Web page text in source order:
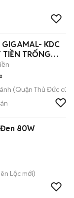
KDC
TRỐNG
(Quận Thủ Đức cũ)
80W
Lộc mới)